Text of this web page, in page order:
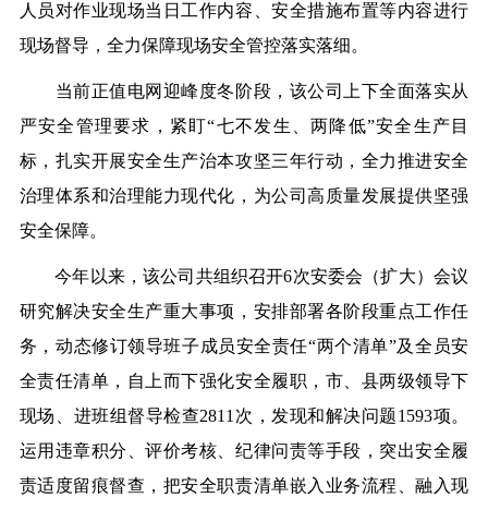
人员对作业现场当日工作内容、安全措施布置等内容进行
现场督导，全力保障现场安全管控落实落细。
当前正值电网迎峰度冬阶段，该公司上下全面落实从
严安全管理要求，紧盯“七不发生、两降低”安全生产目
标，扎实开展安全生产治本攻坚三年行动，全力推进安全
治理体系和治理能力现代化，为公司高质量发展提供坚强
安全保障。
今年以来，该公司共组织召开6次安委会（扩大）会议
研究解决安全生产重大事项，安排部署各阶段重点工作任
务，动态修订领导班子成员安全责任“两个清单”及全员安
全责任清单，自上而下强化安全履职，市、县两级领导下
现场、进班组督导检查2811次，发现和解决问题1593项。
运用违章积分、评价考核、纪律问责等手段，突出安全履
责适度留痕督查，把安全职责清单嵌入业务流程、融入现